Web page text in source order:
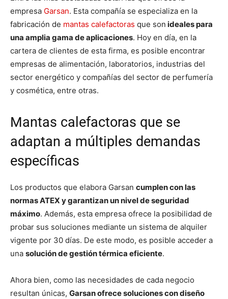
empresa Garsan. Esta compañía se especializa en la
fabricación de mantas calefactoras que son ideales para
una amplia gama de aplicaciones. Hoy en día, en la
cartera de clientes de esta firma, es posible encontrar
empresas de alimentación, laboratorios, industrias del
sector energético y compañías del sector de perfumería
y cosmética, entre otras.
Mantas calefactoras que se
adaptan a múltiples demandas
específicas
Los productos que elabora Garsan cumplen con las
normas ATEX y garantizan un nivel de seguridad
máximo. Además, esta empresa ofrece la posibilidad de
probar sus soluciones mediante un sistema de alquiler
vigente por 30 días. De este modo, es posible acceder a
una solución de gestión térmica eficiente.
Ahora bien, como las necesidades de cada negocio
resultan únicas, Garsan ofrece soluciones con diseño